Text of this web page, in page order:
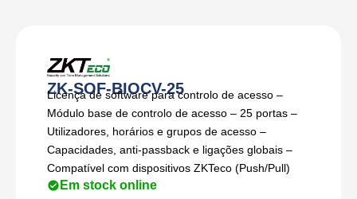
ZK-SOF-BIOCV-25
Licença de software para controlo de acesso –
Módulo base de controlo de acesso – 25 portas –
Utilizadores, horários e grupos de acesso –
Capacidades, anti-passback e ligações globais –
Compatível com dispositivos ZKTeco (Push/Pull)
Em stock online